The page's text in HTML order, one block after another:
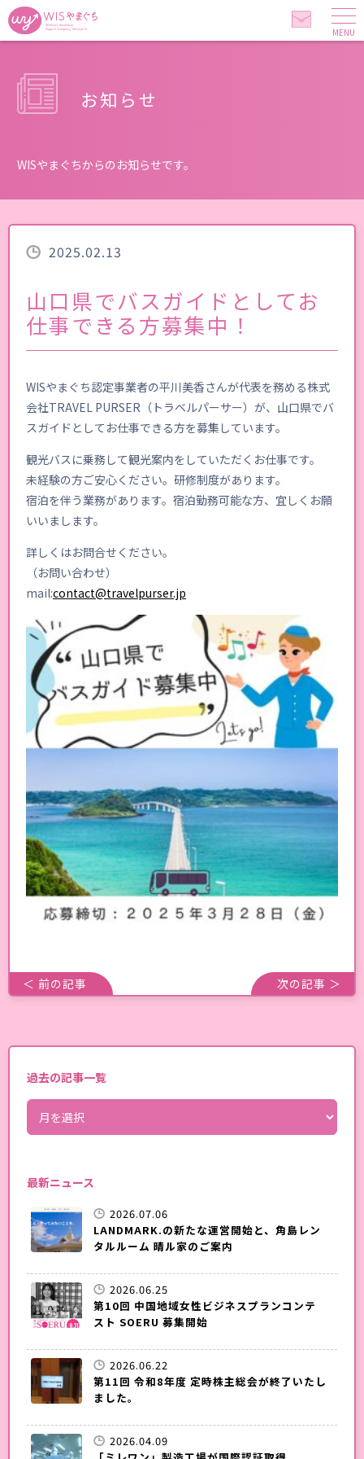
お知らせ
WISやまぐちからのお知らせです。
2025.02.13
山口県でバスガイドとしてお
仕事できる方募集中！
WISやまぐち認定事業者の平川美香さんが代表を務める株式
会社TRAVEL PURSER（トラベルパーサー）が、山口県でバ
スガイドとしてお仕事できる方を募集しています。
観光バスに乗務して観光案内をしていただくお仕事です。
未経験の方ご安心ください。研修制度があります。
宿泊を伴う業務があります。宿泊勤務可能な方、宜しくお願
いいまします。
詳しくはお問合せください。
（お問い合わせ）
mail:contact@travelpurser.jp
＜ 前の記事 次の記事 ＞
過去の記事一覧
最新ニュース
2026.07.06
LANDMARK.の新たな運営開始と、角島レン
タルルーム 晴ル家のご案内
2026.06.25
第10回 中国地域女性ビジネスプランコンテ
スト SOERU 募集開始
2026.06.22
第11回 令和8年度 定時株主総会が終了いたし
ました。
2026.04.09
MENU